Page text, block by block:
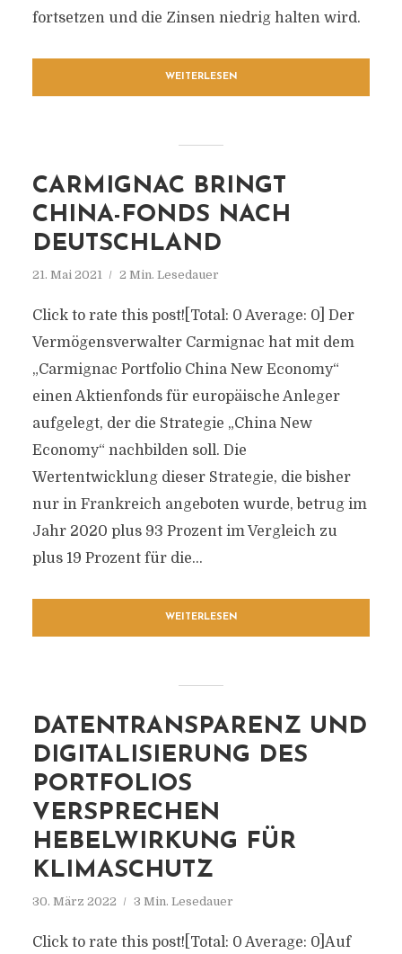
fortsetzen und die Zinsen niedrig halten wird.
WEITERLESEN
CARMIGNAC BRINGT
CHINA-FONDS NACH
DEUTSCHLAND
21. Mai 2021 2 Min. Lesedauer
Click to rate this post![Total: 0 Average: 0] Der
Vermögensverwalter Carmignac hat mit dem
„Carmignac Portfolio China New Economy“
einen Aktienfonds für europäische Anleger
aufgelegt, der die Strategie „China New
Economy“ nachbilden soll. Die
Wertentwicklung dieser Strategie, die bisher
nur in Frankreich angeboten wurde, betrug im
Jahr 2020 plus 93 Prozent im Vergleich zu
plus 19 Prozent für die...
WEITERLESEN
DATENTRANSPARENZ UND
DIGITALISIERUNG DES
PORTFOLIOS
VERSPRECHEN
HEBELWIRKUNG FÜR
KLIMASCHUTZ
30. März 2022 3 Min. Lesedauer
Click to rate this post![Total: 0 Average: 0]Auf